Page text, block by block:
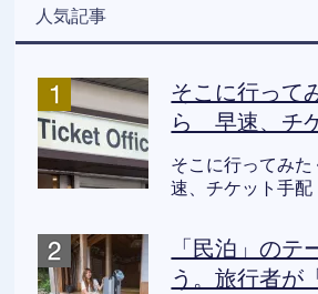
ー
人気記事
そこに行って
ら 早速、チ
そこに行ってみ
速、チケット手配
「民泊」のテ
う。旅行者が